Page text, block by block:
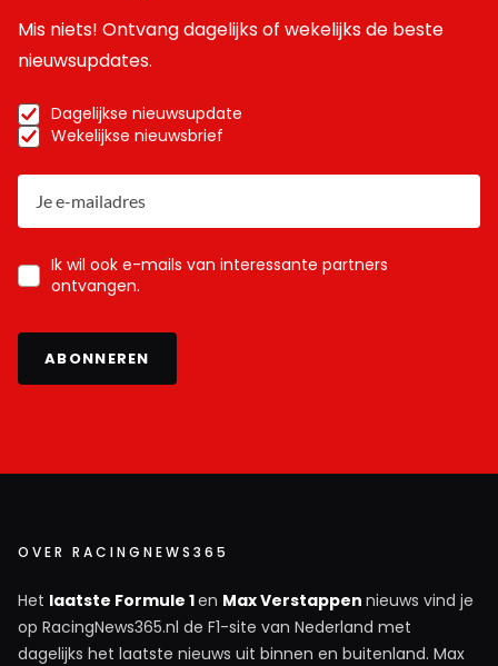
Mis niets! Ontvang dagelijks of wekelijks de beste
nieuwsupdates.
Dagelijkse nieuwsupdate
Wekelijkse nieuwsbrief
Ik wil ook e-mails van interessante partners
ontvangen.
ABONNEREN
OVER RACINGNEWS365
Het laatste Formule 1en Max Verstappen nieuws vind je
op RacingNews365.nl de F1-site van Nederland met
dagelijks het laatste nieuws uit binnen en buitenland. Max